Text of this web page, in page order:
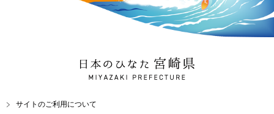
日本のひなた 宮崎県
MIYAZAKI PREFECTURE
サイトのご利用について